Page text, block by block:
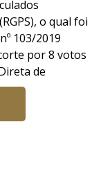
o qual foi
103/2019
por 8 votos
de